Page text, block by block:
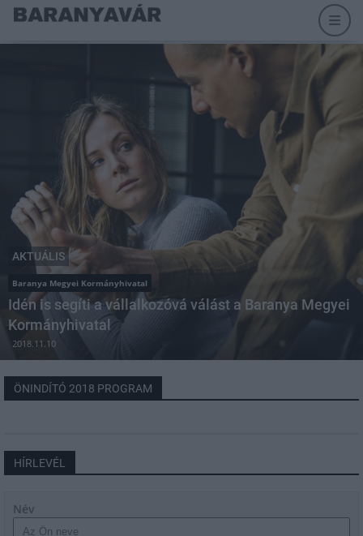
AKTUÁLIS
Baranya Megyei Kormányhivatal
Idén is segíti a vállalkozóvá válást a Baranya Megyei
Kormányhivatal
2018.11.10
ÖNINDÍTÓ 2018 PROGRAM
HÍRLEVÉL
Név